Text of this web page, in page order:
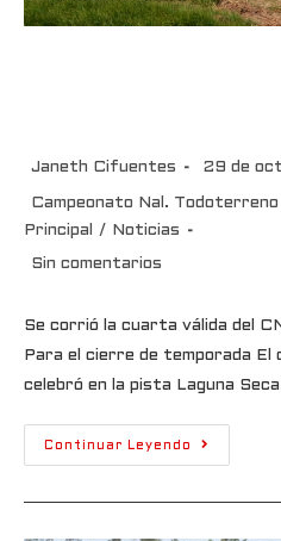
Janeth Cifuentes 29 de
Campeonato Nal. Todoterreno
Principal
/ Noticias
Sin comentarios
Se corrió la cuarta válida del
Para el cierre de temporada El
celebró en la pista Laguna
Continuar Leyendo